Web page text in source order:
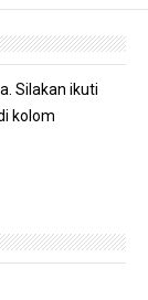
Silakan ikuti
kolom